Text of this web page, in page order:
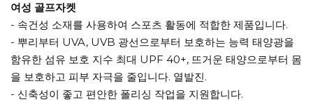
여성 골프자켓
- 속건성 소재를 사용하여 스포츠 활동에 적합한 제품입니다.
- 뿌리부터 UVA, UVB 광선으로부터 보호하는 능력 태양광을
함유한 섬유 보호 지수 최대 UPF 40+, 뜨거운 태양으로부터 몸
을 보호하고 피부 자극을 줄입니다. 열발진.
- 신축성이 좋고 편안한 폴리싱 작업을 지원합니다.